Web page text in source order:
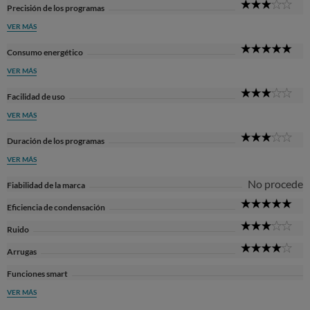
Precisión de los programas
VER MÁS
Consumo energético
VER MÁS
Facilidad de uso
VER MÁS
Duración de los programas
VER MÁS
Fiabilidad de la marca No procede
Eficiencia de condensación
Ruido
Arrugas
Funciones smart
VER MÁS